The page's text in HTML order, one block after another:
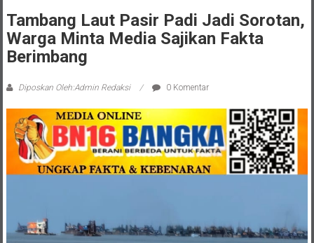
Tambang Laut Pasir Padi Jadi Sorotan,
Warga Minta Media Sajikan Fakta
Berimbang
Diposkan Oleh:Admin Redaksi 0 Komentar